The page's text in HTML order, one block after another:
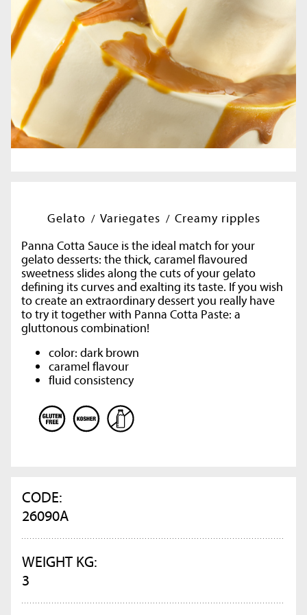
Gelato Variegates
Creamy ripples
Panna Cotta Sauce is the ideal match for your
gelato desserts: the thick, caramel flavoured
sweetness slides along the cuts of your gelato
defining its curves and exalting its taste. If you wish
to create an extraordinary dessert you really have
to try it together with Panna Cotta Paste: a
gluttonous combination!
color: dark brown
caramel flavour
fluid consistency
CODE:
26090A
WEIGHT KG:
3